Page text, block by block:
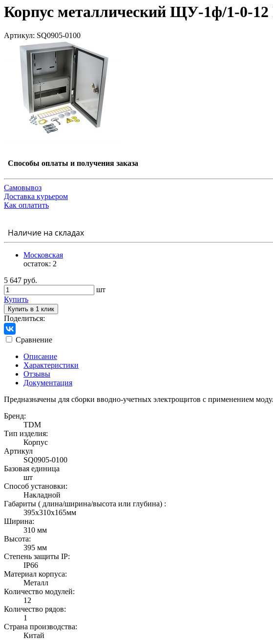
Корпус металлический ЩУ-1ф/1-0-
Артикул: SQ0905-0100
Способы оплаты и получения заказа
Самовывоз
Доставка курьером
Как оплатить
Наличие на складах
Московская
остаток: 2
5 647 руб.
шт
Купить
Купить в 1 клик
Поделиться:
Сравнение
Описание
Характеристики
Отзывы
Документация
Предназначены для сборки вводно-учетных электрощитов с применением
Бренд:
TDM
Тип изделия:
Корпус
Артикул
SQ0905-0100
Базовая единица
шт
Способ установки:
Накладной
Габариты ( длина/ширина/высота или глубина) :
395х310х165мм
Ширина:
310 мм
Высота:
395 мм
Степень защиты IP:
IP66
Материал корпуса:
Металл
Количество модулей:
12
Количество рядов:
1
Страна производства:
Китай